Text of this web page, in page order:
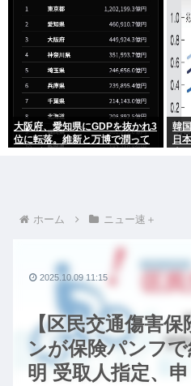
大阪府、愛知県にGDPを抜かれ3
位に転落。維新と万博で潤って
韓
日
ホーム ニュー速＋
【区民交通傷害
ンが保険パンフ
明 受取人指定、
2025.10.09 11:15